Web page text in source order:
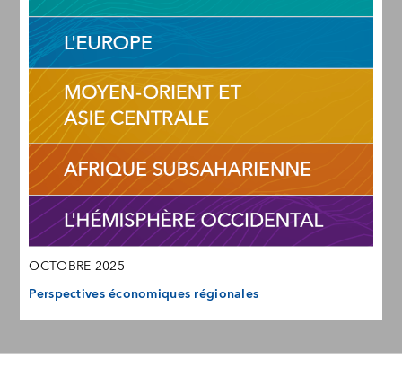
OCTOBRE 2025
Perspectives économiques régionales